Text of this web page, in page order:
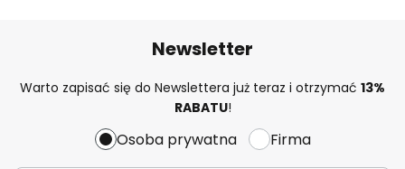
Newsletter
Warto zapisać się do Newslettera już teraz i otrzymać 13%
RABATU!
Osoba prywatna Firma